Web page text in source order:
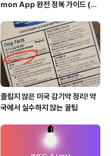
mon App 완전 정복 가이드 (20
졸립지 않은 미국 감기약 정리! 약
국에서 실수하지 않는 꿀팁